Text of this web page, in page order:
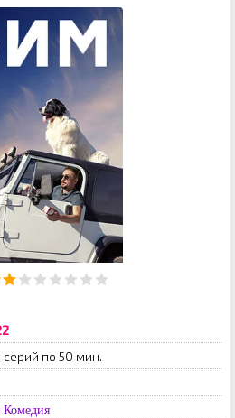
серий по 50 мин.
Комедия